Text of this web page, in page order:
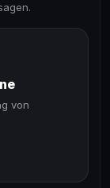
von